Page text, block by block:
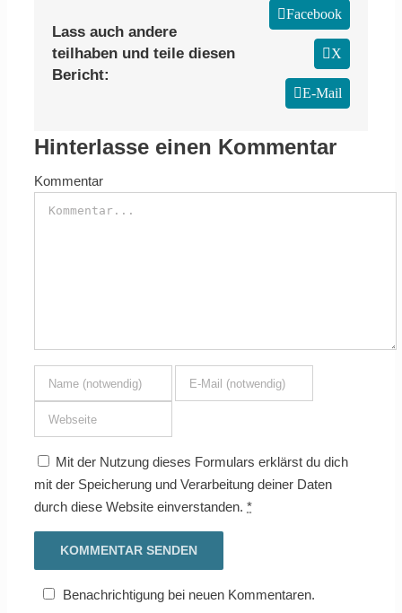
Lass auch andere
teilhaben und teile diesen
Bericht:
Facebook
X
E-Mail
Hinterlasse einen Kommentar
Kommentar
Mit der Nutzung dieses Formulars erklärst du dich
mit der Speicherung und Verarbeitung deiner Daten
durch diese Website einverstanden. *
Benachrichtigung bei neuen Kommentaren.